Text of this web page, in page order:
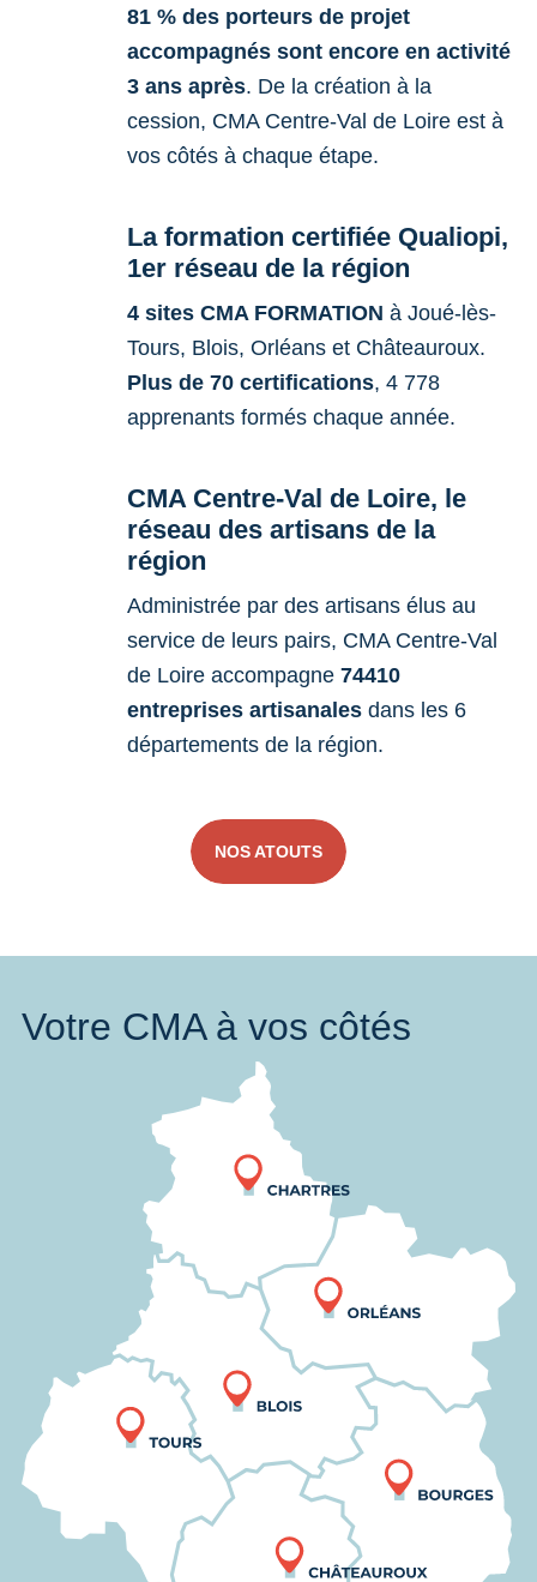
81 % des porteurs de projet
accompagnés sont encore en activité
3 ans après. De la création à la
cession, CMA Centre-Val de Loire est à
vos côtés à chaque étape.
La formation certifiée Qualiopi,
1er réseau de la région
4 sites CMA FORMATION à Joué-lès-
Tours, Blois, Orléans et Châteauroux.
Plus de 70 certifications, 4 778
apprenants formés chaque année.
CMA Centre-Val de Loire, le
réseau des artisans de la
région
Administrée par des artisans élus au
service de leurs pairs, CMA Centre-Val
de Loire accompagne 74410
entreprises artisanales dans les 6
départements de la région.
NOS ATOUTS
Votre CMA à vos côtés